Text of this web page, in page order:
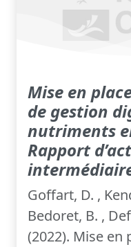
Mise en
de gestion
nutriments
Rapport
Goffart, D. ,
Bedoret, B. ,
(2022). Mise en